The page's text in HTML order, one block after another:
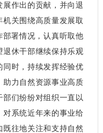
作出的贡献，并向退
关围绕高质量发展取
部署情况，认真听取他
退休干部继续保持乐观
同时，持续发挥经验优
助力自然资源事业高质
们纷纷对组织一直以
对系统近年来的事业给
往地关注和支持自然